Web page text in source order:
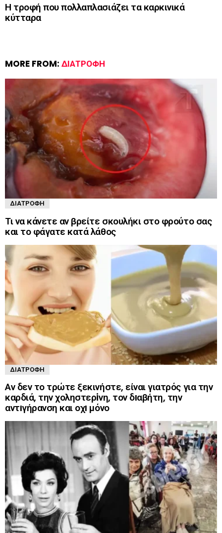
Η τροφή που πολλαπλασιάζει τα καρκινικά
κύτταρα
MORE FROM: ΔΙΑΤΡΟΦΉ
ΔΙΑΤΡΟΦΉ
Τι να κάνετε αν βρείτε σκουλήκι στο φρούτο σας
και το φάγατε κατά λάθος
ΔΙΑΤΡΟΦΉ
Αν δεν το τρώτε ξεκινήστε, είναι γιατρός για την
καρδιά, την χοληστερiνη, τον δıαβήτη, την
αντıγήρανση και οχı μόνο